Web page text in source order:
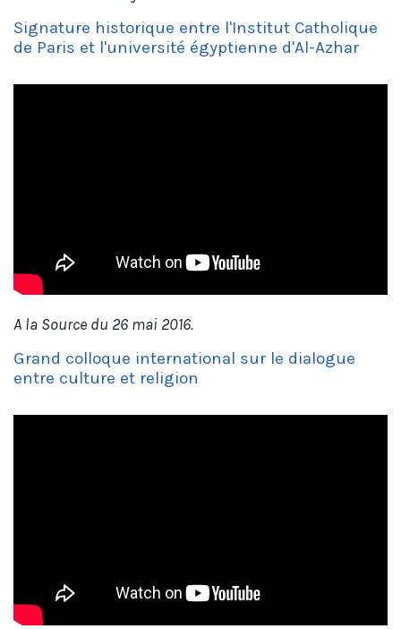
Signature historique entre l'Institut Catholique
de Paris et l'université égyptienne d'Al-Azhar
A la Source du 26 mai 2016.
Grand colloque international sur le dialogue
entre culture et religion